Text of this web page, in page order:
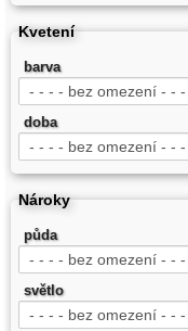
Kvetení
barva
doba
Nároky
půda
světlo